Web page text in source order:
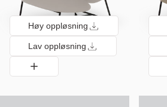
Høy oppløsning
Lav oppløsning